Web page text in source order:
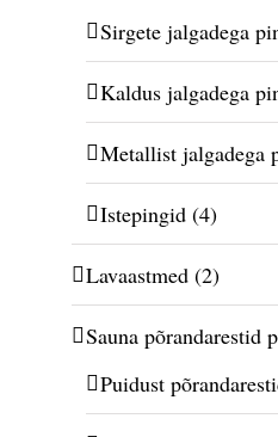
Sirgete jalgadega
Kaldus jalgadega
Metallist jalgadega
Istepingid (4)
Lavaastmed (2)
Sauna põrandarestid
Puidust